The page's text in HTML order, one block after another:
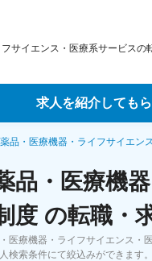
サイエンス・医療系サービスの
求人を紹介しても
ージェントサービス
カウトサービス
ートナーエージェントサー
品・医療機器・ライフサイエン
品・医療機
度 の転職・
医療機器・ライフサイエンス・
検索条件にて絞込みができます。